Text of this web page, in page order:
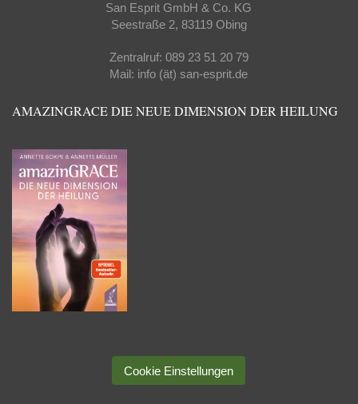
San Esprit GmbH & Co. KG
Seestraße 2, 83119 Obing
Zentralruf: 089 23 51 20 79
Mail: info (ät) san-esprit.de
AMAZINGRACE DIE NEUE DIMENSION DER HEILUNG
Cookie Einstellungen